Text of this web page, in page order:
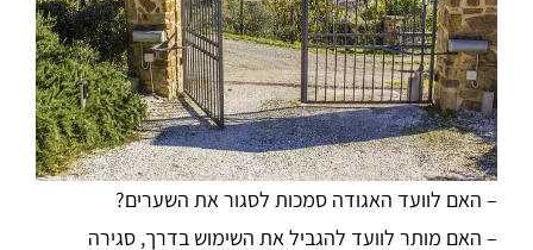
– האם לוועד האגודה סמכות לסגור את השערים?
– האם מותר לוועד להגביל את השימוש בדרך, סגירה